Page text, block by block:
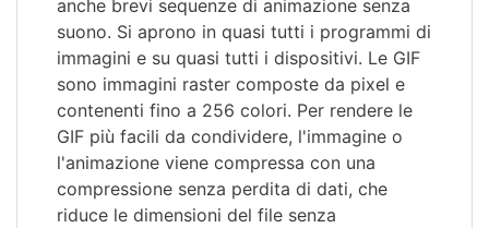
anche brevi sequenze di animazione senza
suono. Si aprono in quasi tutti i programmi di
immagini e su quasi tutti i dispositivi. Le GIF
sono immagini raster composte da pixel e
contenenti fino a 256 colori. Per rendere le
GIF più facili da condividere, l'immagine o
l'animazione viene compressa con una
compressione senza perdita di dati, che
riduce le dimensioni del file senza